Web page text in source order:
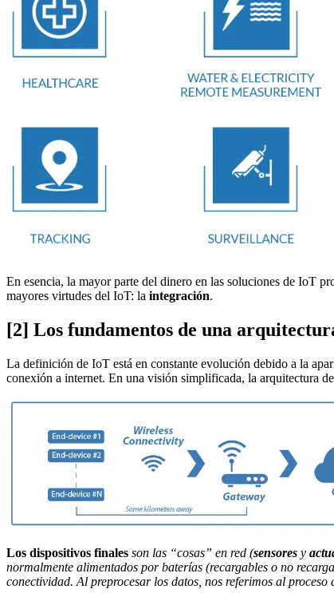
En esencia, la mayor parte del dinero en las soluciones de IoT
mayores virtudes del IoT: la integración.
[2] Los fundamentos de una
La definición de IoT está en constante evolución debido a la
conexión a internet. En una visión simplificada, la arquitectura
Los dispositivos finales son las “cosas” en red (sensores y
normalmente alimentados por baterías (recargables o no
conectividad. Al preprocesar los datos, nos referimos al